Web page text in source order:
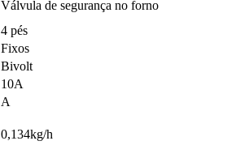
Válvula de segurança no forno
4 pés
Fixos
Bivolt
10A
A
0,134kg/h